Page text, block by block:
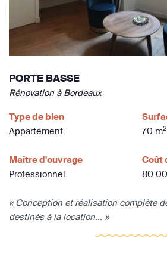
PORTE BASSE
Rénovation à Bordeaux
Type de bien
Appartement
70 m2
Maître d'ouvrage
Professionnel
Coût
80
« Conception et réalisation complète
destinés à la location... »